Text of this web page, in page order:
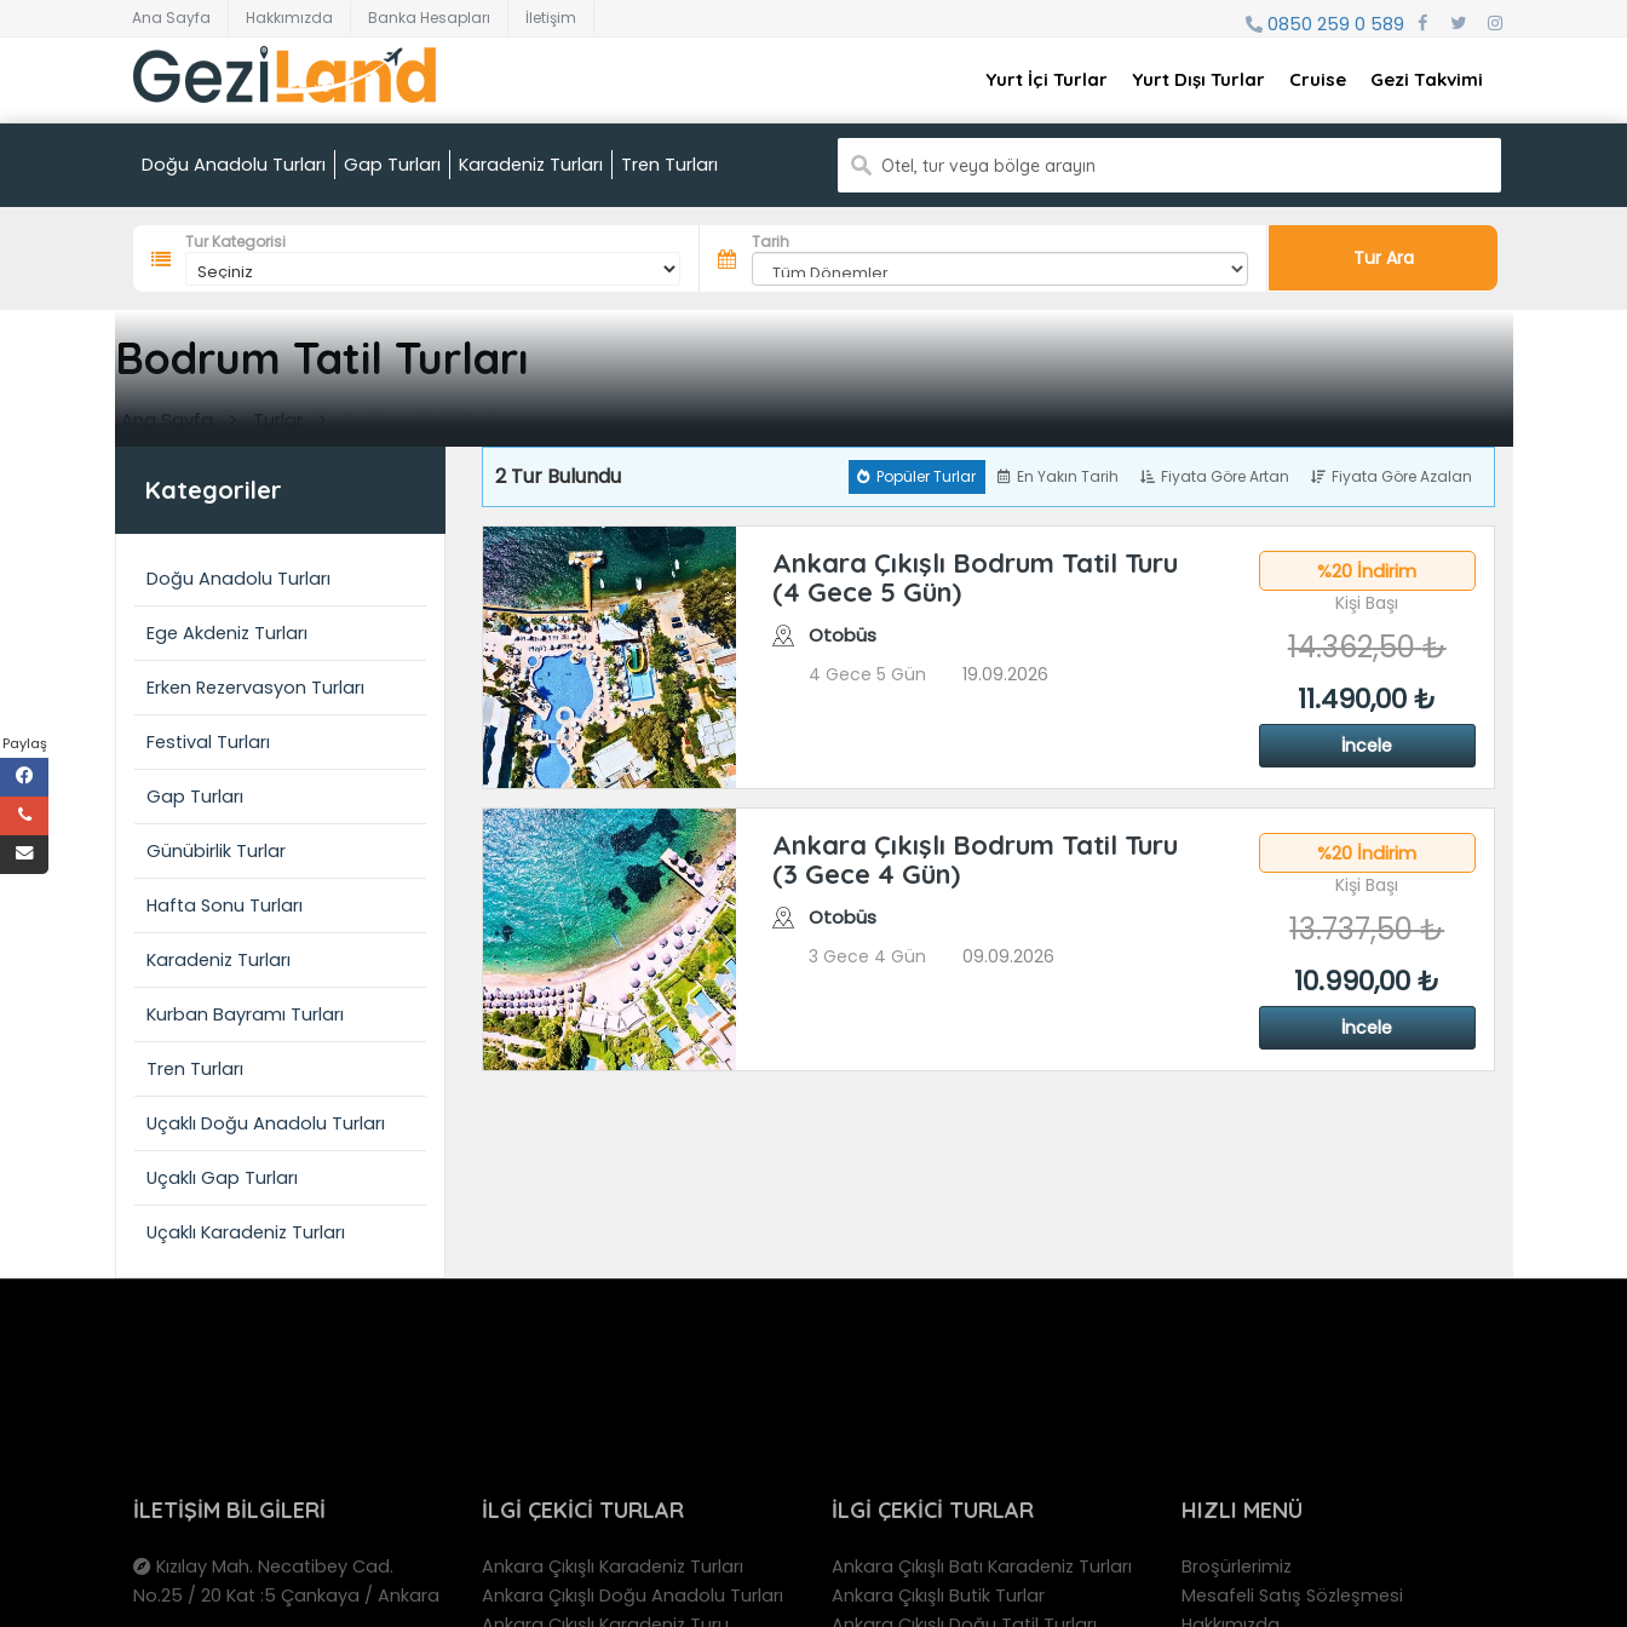
Ana Sayfa Hakkımızda Banka Hesapları İletişim 0850 259 0 589
Yurt İçi Turlar Yurt Dışı Turlar Cruise Gezi Takvimi
Doğu Anadolu Turları Gap Turları Karadeniz Turları Tren Turları Otel, tur veya bölge arayın
Tur Kategorisi Tarih
Tur Ara
Bodrum Tatil Turları
Ana Sayfa Turlar Bodrum Tatil Turları
2 Tur Bulundu Popüler Turlar En Yakın Tarih Fiyata Göre Artan Fiyata Göre Azalan
Ankara Çıkışlı Bodrum Tatil Turu
(4 Gece 5 Gün)
Otobüs
4 Gece 5 Gün 19.09.2026
%20 İndirim
Kişi Başı
14.362,50₺
11.490,00₺
İncele
Ankara Çıkışlı Bodrum Tatil Turu
(3 Gece 4 Gün)
Otobüs
3 Gece 4 Gün 09.09.2026
%20 İndirim
Kişi Başı
13.737,50₺
10.990,00₺
İncele
Kategoriler
Doğu Anadolu Turları
Ege Akdeniz Turları
Erken Rezervasyon Turları
Festival Turları
Gap Turları
Günübirlik Turlar
Hafta Sonu Turları
Karadeniz Turları
Kurban Bayramı Turları
Tren Turları
Uçaklı Doğu Anadolu Turları
Uçaklı Gap Turları
Uçaklı Karadeniz Turları
İLETIŞIM BILGILERI
Kızılay Mah. Necatibey Cad.
No.25 / 20 Kat :5 Çankaya / Ankara
İLGI ÇEKICI TURLAR
Ankara Çıkışlı Karadeniz Turları
Ankara Çıkışlı Doğu Anadolu Turları
İLGI ÇEKICI TURLAR
Ankara Çıkışlı Batı Karadeniz Turları
Ankara Çıkışlı Butik Turlar
HIZLI MENÜ
Broşürlerimiz
Mesafeli Satış Sözleşmesi
Paylaş